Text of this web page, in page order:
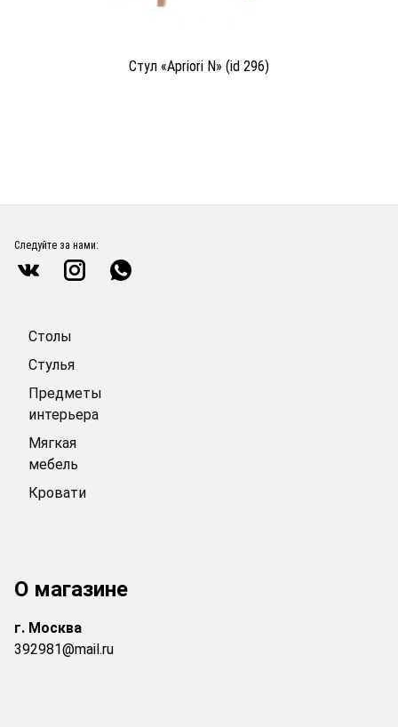
Стул «Apriori N» (id 296)
Следуйте за нами:
Столы
Стулья
Предметы
интерьера
Мягкая
мебель
Кровати
О магазине
г. Москва
392981@mail.ru